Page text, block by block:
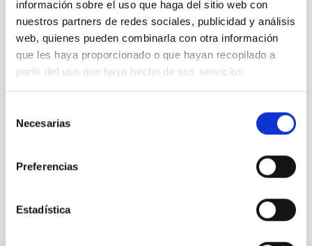
información sobre el uso que haga del sitio web con
nuestros partners de redes sociales, publicidad y análisis
web, quienes pueden combinarla con otra información
que les haya proporcionado o que hayan recopilado a
partir del uso que haya hecho de sus servicios.
Necesarias
Preferencias
Estadística
TECHNICIAN
REQUIRED DEGREE
MASTER'S DEGREE (QF-EHEA SECOND CYCLE)
INGENIERÍA INFORMÁTICA
PS-2025-031 BASES CONVOCATORIA